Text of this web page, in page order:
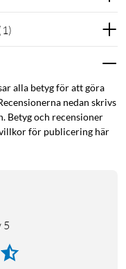
1 )
alla betyg för att göra
nedan skrivs
Betyg och recensioner
villkor för publicering här
5